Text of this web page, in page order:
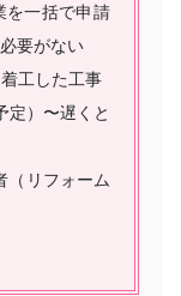
を一括で申請
要がない
工した工事
）〜遅くと
（リフォーム